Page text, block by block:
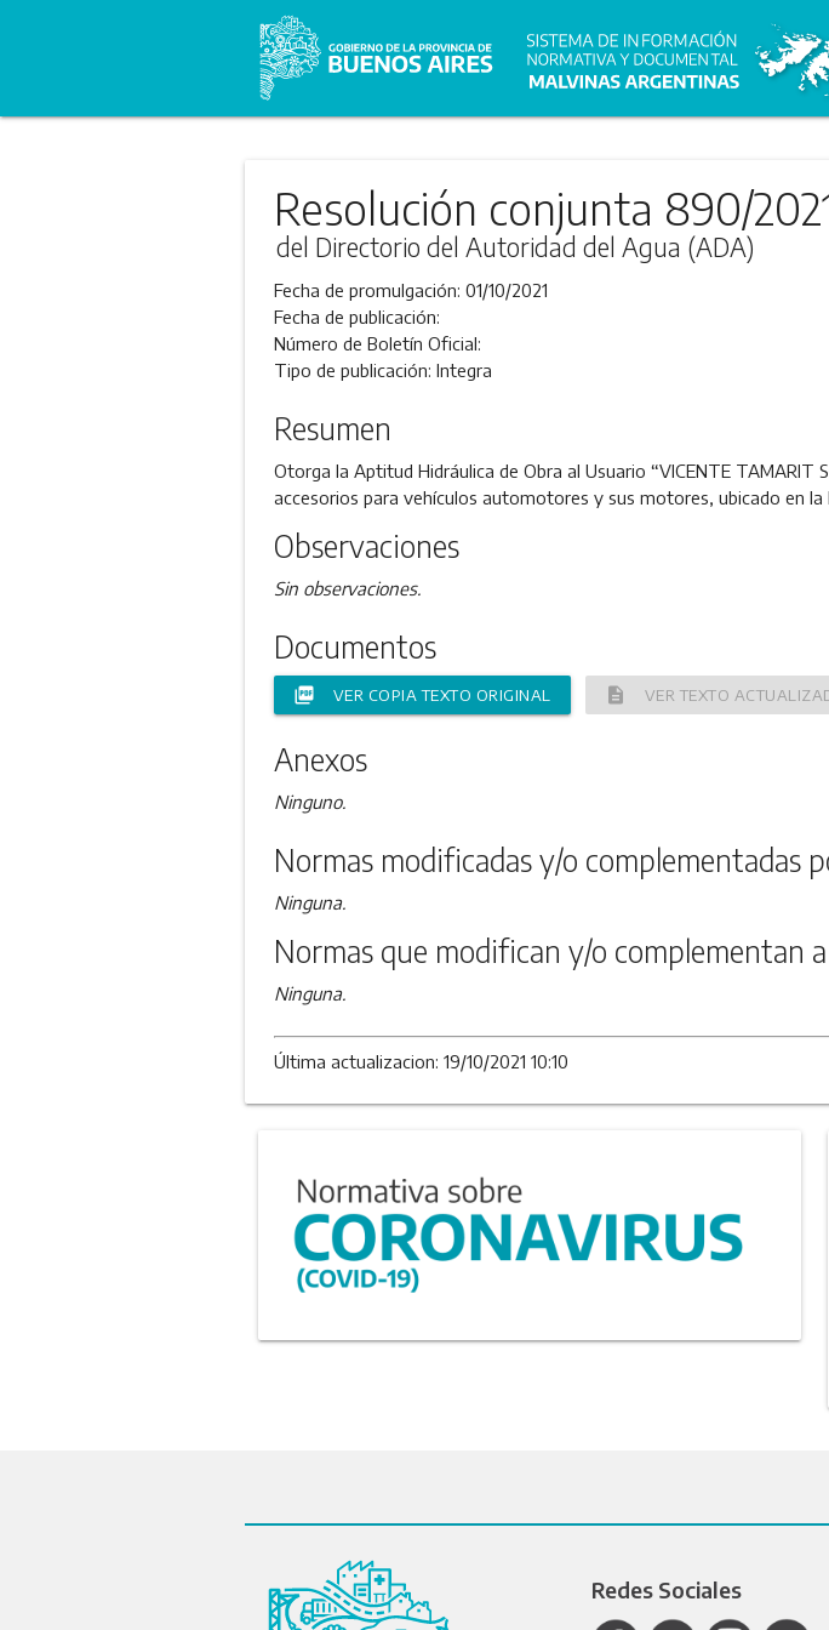
Resolución conjunta 890/
del Directorio del Autoridad del Agua (ADA)
Fecha de promulgación: 01/10/2021
Fecha de publicación:
Número de Boletín Oficial:
Tipo de publicación: Integra
Resumen
Otorga la Aptitud Hidráulica de Obra al Usuario “VICENTE TAMARIT
accesorios para vehículos automotores y sus motores, ubicado en
Observaciones
Sin observaciones.
Documentos
picture_as_pdf VER COPIA TEXTO ORIGINAL description VER TEXTO
Anexos
Ninguno.
Normas modificadas y/o complementadas
Ninguna.
Normas que modifican y/o complementan
Ninguna.
Última actualizacion: 19/10/2021 10:10
Redes Sociales